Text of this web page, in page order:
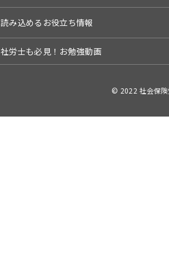
読み込めるお役立ち情報
社労士も必見！お勉強動画
© 2022 社会保